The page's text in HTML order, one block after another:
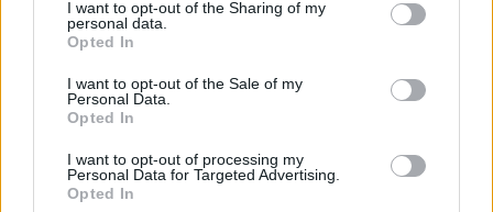
I want to opt-out of the Sharing of my
personal data.
Opted In
I want to opt-out of the Sale of my
Personal Data.
Opted In
I want to opt-out of processing my
Personal Data for Targeted Advertising.
Opted In
Pour éviter cet accident :
– Ne tirez pas votre enfant par la main ou par le
bras, ne le soulevez pas, ne le balancez pas et ne le